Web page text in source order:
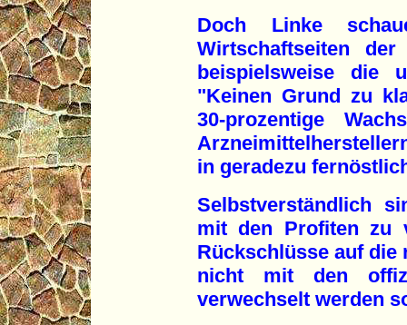
Doch Linke
Wirtschaftseiten
beispielsweise die
"Keinen Grund zu
30-prozentige
in geradezu
Selbstverständlich
mit den Profiten zu
Rückschlüsse auf die
nicht mit den
verwechselt werden